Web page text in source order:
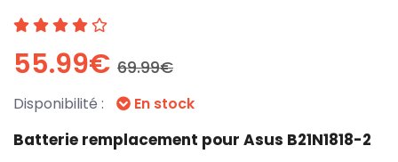
55.99€ 69.99€
Disponibilité : En stock
Batterie remplacement pour Asus B21N1818-2